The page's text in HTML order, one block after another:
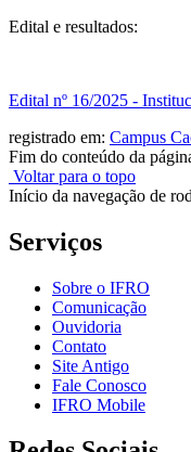
Edital e resultados:
Edital nº 16/2025 -
registrado em: Campus
Fim do conteúdo da
Voltar para o topo
Início da navegação de
Serviços
Sobre o IFRO
Comunicação
Ouvidoria
Contato
Site Antigo
Fale Conosco
IFRO Mobile